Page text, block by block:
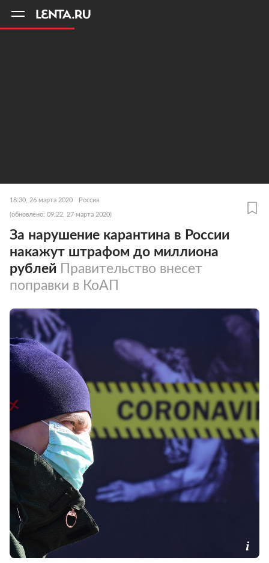
18:30, 26 марта 2020 Россия
(обновлено: 09:22, 27 марта 2020)
За нарушение карантина в России
накажут штрафом до миллиона
рублей Правительство внесет
поправки в КоАП